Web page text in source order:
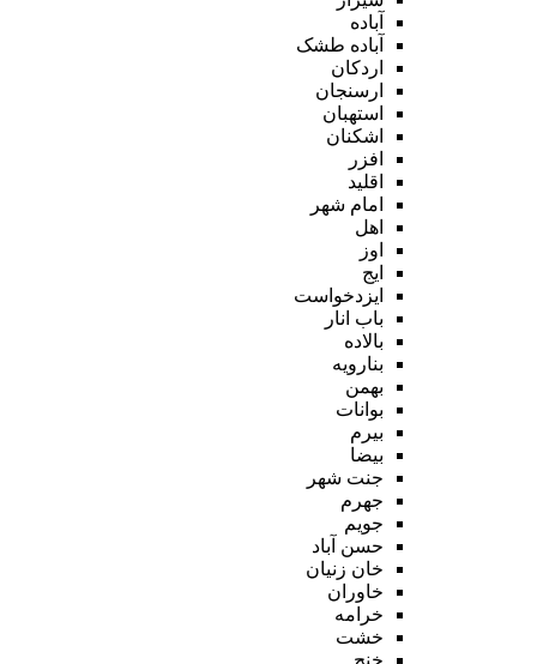
آباده
آباده طشک
اردکان
ارسنجان
استهبان
اشکنان
افزر
اقلید
امام شهر
اهل
اوز
ایج
ایزدخواست
باب انار
بالاده
بنارویه
بهمن
بوانات
بیرم
بیضا
جنت شهر
جهرم
جویم
حسن آباد
خان زنیان
خاوران
خرامه
خشت
خنج